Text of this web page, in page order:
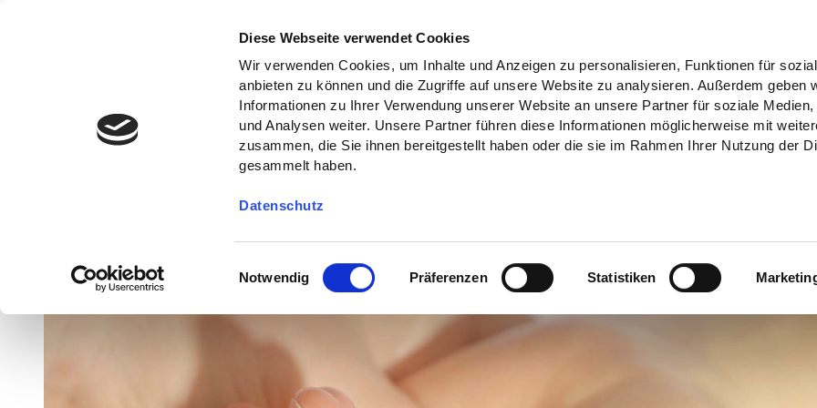
Diese Webseite verwendet Cookies
Wir verwenden Cookies, um Inhalte und Anzeigen zu personalisieren, Funktionen für
anbieten zu können und die Zugriffe auf unsere Website zu analysieren. Außerdem geben
Informationen zu Ihrer Verwendung unserer Website an unsere Partner für soziale Medien,
und Analysen weiter. Unsere Partner führen diese Informationen möglicherweise mit
zusammen, die Sie ihnen bereitgestellt haben oder die sie im Rahmen Ihrer Nutzung der
gesammelt haben.
Datenschutz
i
Notwendig Präferenzen Statistiken